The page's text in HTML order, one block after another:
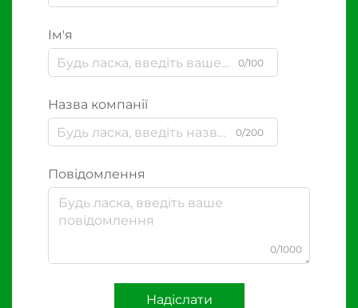
Ім'я
0/100
Назва компанії
0/200
Повідомлення
0/1000
Надіслати